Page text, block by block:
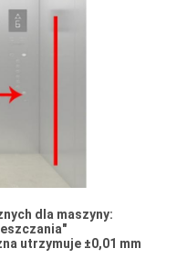
dla maszyny:
utrzymuje ±0,01 mm